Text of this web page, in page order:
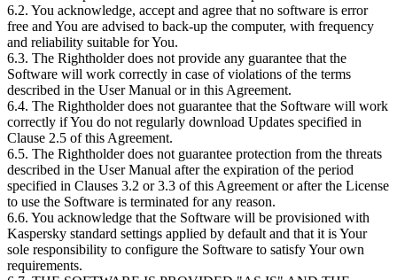
6.2. You acknowledge, accept and agree that no software is error
free and You are advised to back-up the computer, with frequency
and reliability suitable for You.
6.3. The Rightholder does not provide any guarantee that the
Software will work correctly in case of violations of the terms
described in the User Manual or in this Agreement.
6.4. The Rightholder does not guarantee that the Software will work
correctly if You do not regularly download Updates specified in
Clause 2.5 of this Agreement.
6.5. The Rightholder does not guarantee protection from the threats
described in the User Manual after the expiration of the period
specified in Clauses 3.2 or 3.3 of this Agreement or after the License
to use the Software is terminated for any reason.
6.6. You acknowledge that the Software will be provisioned with
Kaspersky standard settings applied by default and that it is Your
sole responsibility to configure the Software to satisfy Your own
requirements.